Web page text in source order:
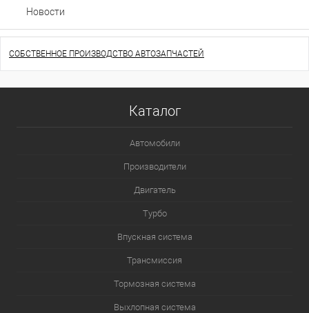
Новости
СОБСТВЕННОЕ ПРОИЗВОДСТВО АВТОЗАПЧАСТЕЙ
Каталог
Автомобили
Производители
Двигатель
Турбо
Впускная система
Трансмиссия
Тормозная система
Выхлопная система